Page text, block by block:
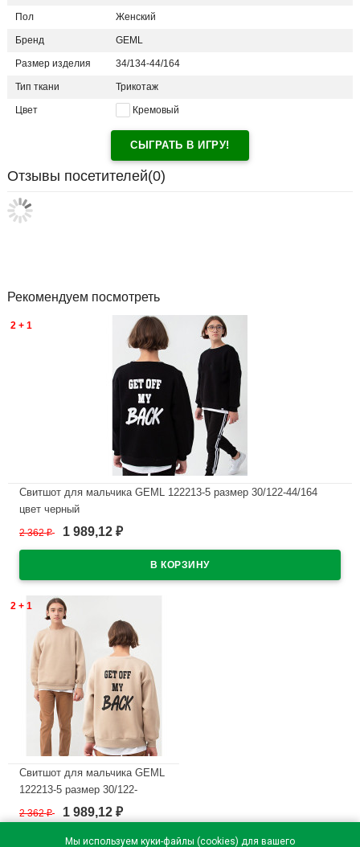
Мы используем куки-файлы (cookies) для вашего
Пол Женский
Бренд GEML
Размер изделия 34/134-44/164
Тип ткани Трикотаж
Цвет Кремовый
СЫГРАТЬ В ИГРУ!
Отзывы посетителей(0)
Рекомендуем посмотреть
2 + 1
Свитшот для мальчика GEML 122213-5 размер 30/122-44/164
цвет черный
В наличии
2 362₽ 1 989,12 ₽
2 + 1
Свитшот для мальчика GEML
122213-5 размер 30/122-
44/164 цвет бежевый
В наличии
2 362₽ 1 989,12 ₽